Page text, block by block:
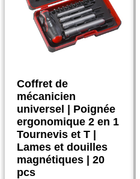
Coffret de
mécanicien
universel | Poignée
ergonomique 2 en 1
Tournevis et T |
Lames et douilles
magnétiques | 20
pcs